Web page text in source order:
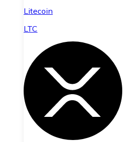
Litecoin
LTC